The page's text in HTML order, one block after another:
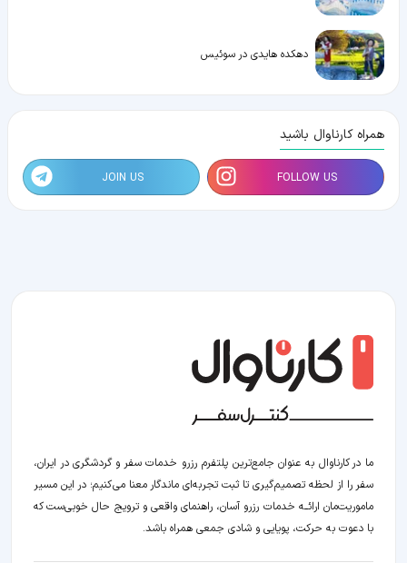
دهکده هایدی در سوئیس
همراه کارناوال باشید
FOLLOW US
JOIN US
ما در کارناوال به عنوان جامع‌ترین پلتفرم رزرو خدمات سفر و گردشگری در ایران،
سفر را از لحظه‌ تصمیم‌گیری تا ثبت تجربه‌ای ماندگار معنا می‌کنیم؛ در این مسیر‍
ماموریت‌مان اراﺋــﻪ خدمات رزرو آسان، راهنمای واقعی و ترویج حال خوبی‌ست که
با دعوت به حرکت، پویایی و شادی جمعی همراه باشد.